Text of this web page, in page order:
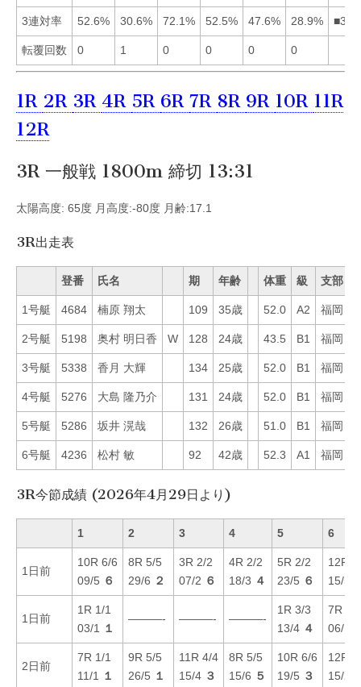
3連対率 52.6% 30.6% 72.1% 52.5% 47.6% 28.9%
転覆回数 0 1 0 0 0 0
1R 2R 3R 4R 5R 6R 7R 8R 9R 10R 11R
12R
3R 一般戦 1800m 締切 13:31
太陽高度: 65度 月高度:-80度 月齢:17.1
3R出走表
登番 氏名 期 年齢 体重 級 支部
1号艇 4684 楠原 翔太 109 35歳 52.0 A2 福岡
2号艇 5198 奥村 明日香 W 128 24歳 43.5 B1 福岡
3号艇 5338 香月 大輝 134 25歳 52.0 B1 福岡
4号艇 5276 大島 隆乃介 131 24歳 52.0 B1 福岡
5号艇 5286 坂井 滉哉 132 26歳 51.0 B1 福岡
6号艇 4236 松村 敏 92 42歳 52.3 A1 福岡
3R今節成績 (2026年4月29日より)
1 2 3 4 5 6
1日前
10R 6/6
09/5 ６
8R 5/5
29/6 ２
3R 2/2
07/2 ６
4R 2/2
18/3 ４
5R 2/2
23/5 ６
12R
15/5
1日前
1R 1/1
03/1
１
———- ———- ———-
1R 3/3
13/4 ４
7R 5/5
06/1
2日前
7R 1/1
11/1
１
9R 5/5
26/5 １
11R 4/4
15/4 ３
8R 5/5
15/6 ５
10R 6/6
19/5 ３
12R
15/2